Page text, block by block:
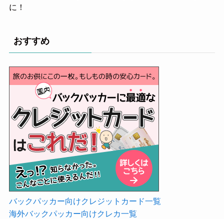
に！
おすすめ
バックパッカー向けクレジットカード一覧
海外バックパッカー向けクレカ一覧